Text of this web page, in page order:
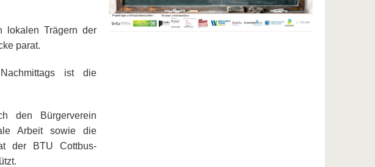
lokalen Trägern der
parat.
ist die
den Bürgerverein
Arbeit sowie die
der BTU Cottbus-